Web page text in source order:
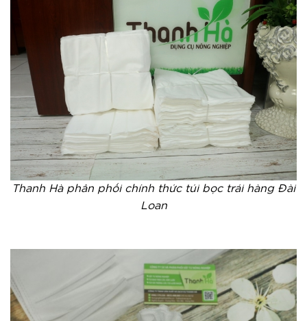
Thanh Hà phân phối chính thức túi bọc trái hàng Đài
Loan